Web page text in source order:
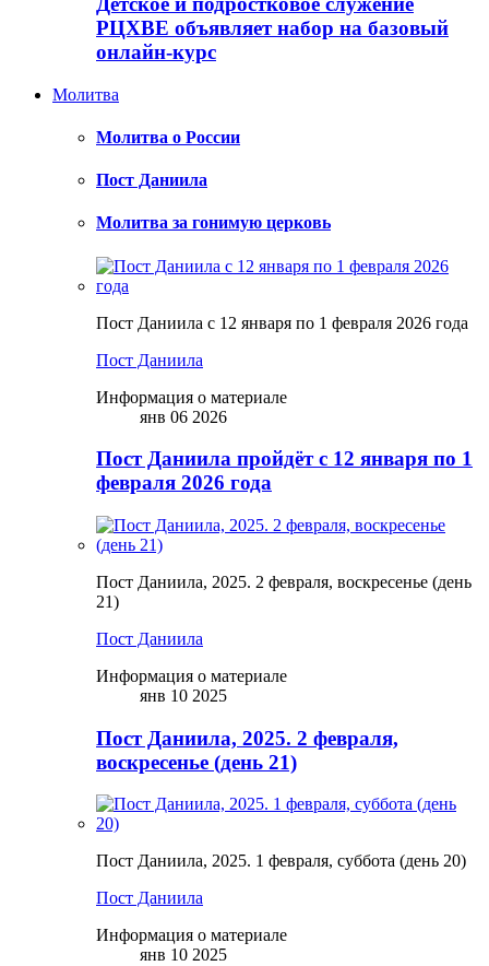
РЦХВЕ объявляет набор на базовый
онлайн-курс
Молитва
Молитва о России
Пост Даниила
Молитва за гонимую церковь
Пост Даниила с 12 января по 1 февраля 2026 года
Пост Даниила
Информация о материале
янв 06 2026
Пост Даниила пройдёт с 12 января по 1
февраля 2026 года
Пост Даниила, 2025. 2 февраля, воскресенье (день
21)
Пост Даниила
Информация о материале
янв 10 2025
Пост Даниила, 2025. 2 февраля,
воскресенье (день 21)
Пост Даниила, 2025. 1 февраля, суббота (день 20)
Пост Даниила
Информация о материале
янв 10 2025